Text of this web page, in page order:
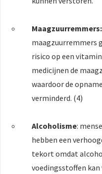
Maagzuurremmers:
maagzuurremmers
risico op een
medicijnen de
waardoor de
verminderd. (4)
Alcoholisme:
hebben een
tekort omdat
voedingsstoffen